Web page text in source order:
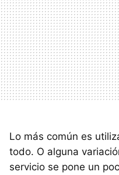
Lo más común es
todo. O alguna
servicio se pone un